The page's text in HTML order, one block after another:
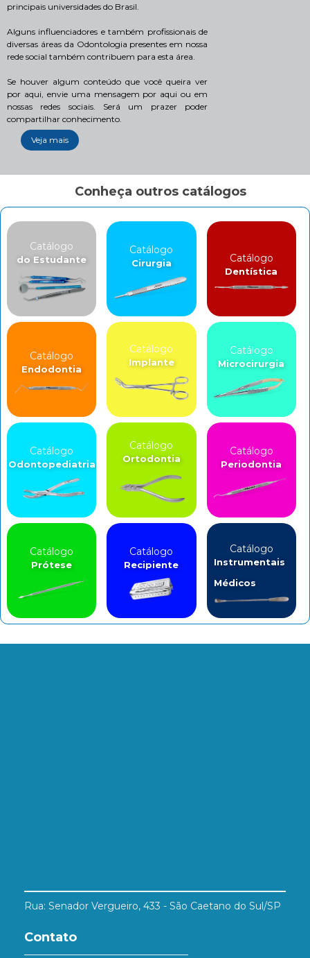
principais universidades do Brasil.
Alguns influenciadores e também profissionais de
diversas áreas da Odontologia presentes em nossa
rede social também contribuem para esta área.
Se houver algum conteúdo que você queira ver
por aqui, envie uma mensagem por aqui ou em
nossas redes sociais. Será um prazer poder
compartilhar conhecimento.
Veja mais
Conheça outros catálogos
Catálogo
do Estudante
Catálogo
Cirurgia Catálogo
Dentística
Catálogo
Endodontia
Catálogo
Implante
Catálogo
Microcirurgia
Catálogo
Odontopediatria
Catálogo
Ortodontia
Catálogo
Periodontia
Catálogo
Prótese
Catálogo
Recipiente
Catálogo
Instrumentais
Médicos
Rua: Senador Vergueiro, 433 - São Caetano do Sul/SP
Contato